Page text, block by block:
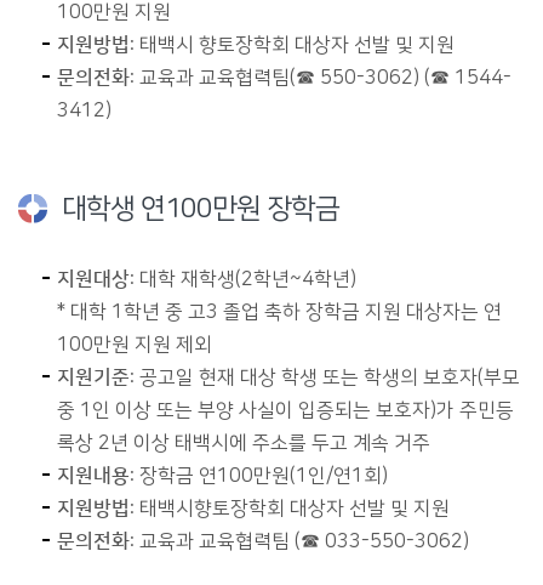
100만원 지원
지원방법: 태백시 향토장학회 대상자 선발 및 지원
문의전화: 교육과 교육협력팀(☎ 550-3062) (☎ 1544-
3412)
대학생 연100만원 장학금
지원대상: 대학 재학생(2학년~4학년)
* 대학 1학년 중 고3 졸업 축하 장학금 지원 대상자는 연
100만원 지원 제외
지원기준: 공고일 현재 대상 학생 또는 학생의 보호자(부모
중 1인 이상 또는 부양 사실이 입증되는 보호자)가 주민등
록상 2년 이상 태백시에 주소를 두고 계속 거주
지원내용: 장학금 연100만원(1인/연1회)
지원방법: 태백시향토장학회 대상자 선발 및 지원
문의전화: 교육과 교육협력팀 (☎ 033-550-3062)